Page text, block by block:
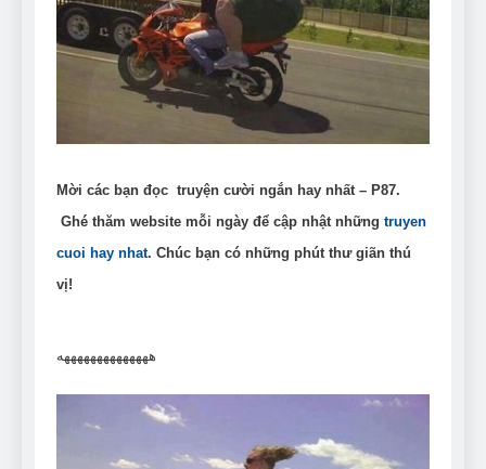
Can Bulldogs Play Fetch?
And How to Train Them!
7 Năm Ago
How Often Do I Need to
Groom My Bulldog
7 Năm Ago
Mời các bạn đọc truyện cười ngắn hay nhất – P87.
Ghé thăm website mỗi ngày để cập nhật những truyen
cuoi hay nhat. Chúc bạn có những phút thư giãn thú
vị!
ههههههههههههههه